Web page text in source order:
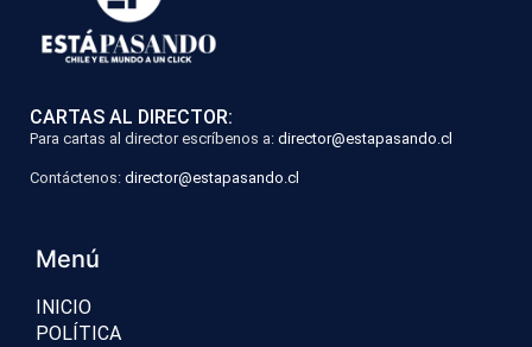
CARTAS AL DIRECTOR:
Para cartas al director escríbenos a: director@estapasando.cl
Contáctenos: director@estapasando.cl
Menú
INICIO
POLÍTICA